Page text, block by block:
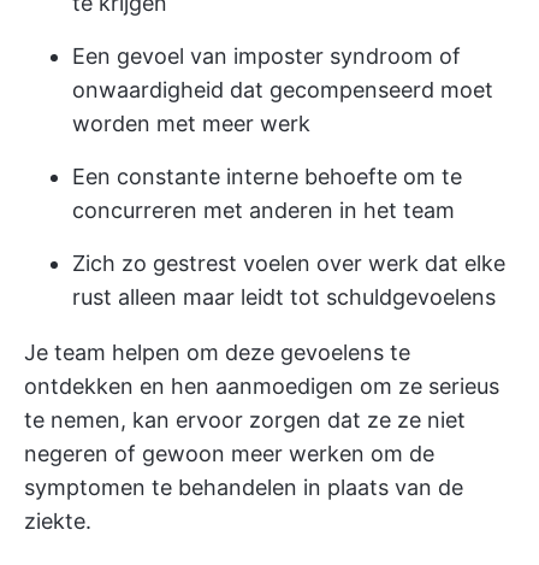
Een gevoel van imposter syndroom of
onwaardigheid dat gecompenseerd moet
worden met meer werk
Een constante interne behoefte om te
concurreren met anderen in het team
Zich zo gestrest voelen over werk dat elke
rust alleen maar leidt tot schuldgevoelens
Je team helpen om deze gevoelens te
ontdekken en hen aanmoedigen om ze serieus
te nemen, kan ervoor zorgen dat ze ze niet
negeren of gewoon meer werken om de
symptomen te behandelen in plaats van de
ziekte.